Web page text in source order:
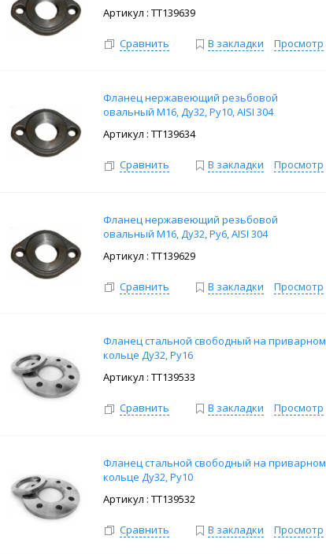
: ТТ139639
Сравнить В закладки Просмотр
Фланец нержавеющий резьбовой
овальный M16, Ду32, Ру10, AISI 304
: ТТ139634
Сравнить В закладки Просмотр
Фланец нержавеющий резьбовой
овальный M16, Ду32, Ру6, AISI 304
: ТТ139629
Сравнить В закладки Просмотр
Фланец стальной свободный на приварном
кольце Ду32, Ру16
: ТТ139533
Сравнить В закладки Просмотр
Фланец стальной свободный на приварном
кольце Ду32, Ру10
: ТТ139532
Сравнить В закладки Просмотр